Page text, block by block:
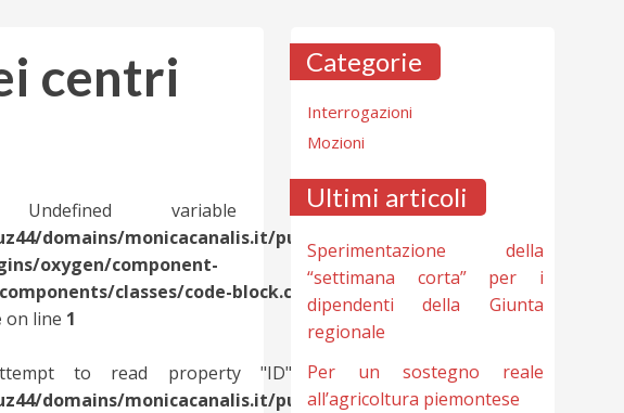
centri
variable $post in
domains/monicacanalis.it/public_html/wp-
oxygen/component-
classes/code-block.class.php(133) :
on line 1
to read property "ID" on null in
domains/monicacanalis.it/public_html/wp-
Categorie
Interrogazioni
Mozioni
Ultimi articoli
Sperimentazione della
“settimana corta” per i
dipendenti della Giunta
regionale
Per un sostegno reale
all’agricoltura piemontese